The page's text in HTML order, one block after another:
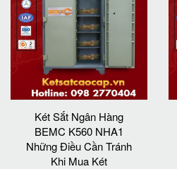
Két Sắt Ngân Hàng
BEMC K560 NHA1
Những Điều Cần Tránh
Khi Mua Két